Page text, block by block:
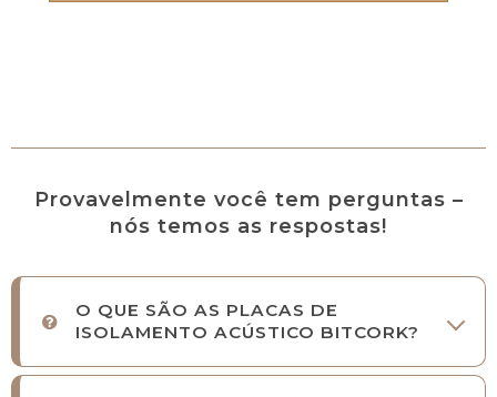
Provavelmente você tem perguntas –
nós temos as respostas!
O QUE SÃO AS PLACAS DE
ISOLAMENTO ACÚSTICO BITCORK?